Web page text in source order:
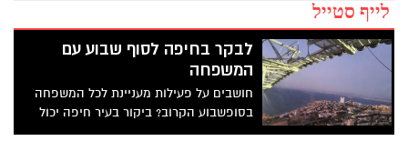
לייף סטייל
לבקר בחיפה לסוף שבוע עם
המשפחה
חושבים על פעילות מעניינת לכל המשפחה
בסופשבוע הקרוב? ביקור בעיר חיפה יכול
להיות הפתרון המושלם עבורכם!